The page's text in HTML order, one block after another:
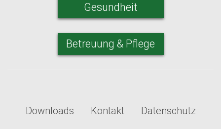
Gesundheit
Betreuung & Pflege
Downloads Kontakt Datenschutz